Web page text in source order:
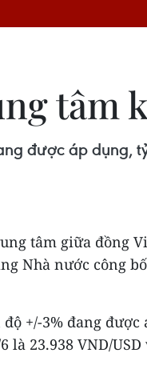
tâm
được áp dụng,
tâm giữa đồng
Nhà nước công
+/-3% đang
là 23.938 VND/